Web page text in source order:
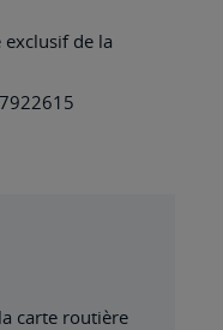
exclusif de la
carte routière